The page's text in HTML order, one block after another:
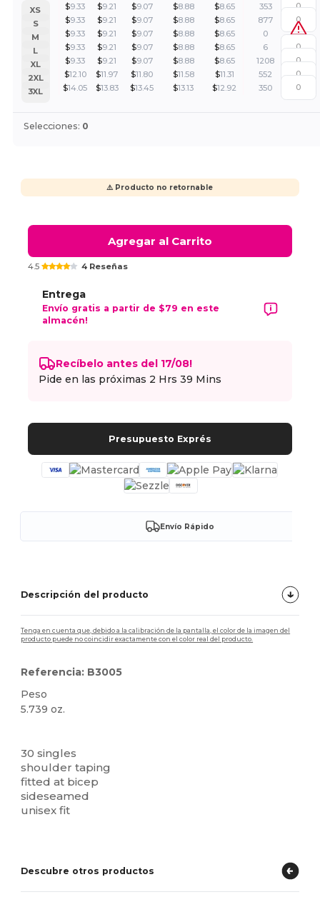
XS $9.33 $9.21 $9.07 $8.88 $8.65
353
S
$9.33 $9.21 $9.07 $8.88 $8.65
877
M
$9.33 $9.21 $9.07 $8.88 $8.65
0
L
$9.33 $9.21 $9.07 $8.88 $8.65
6
XL
$9.33 $9.21 $9.07 $8.88 $8.65
1208
2XL
$12.10 $11.97 $11.80 $11.58 $11.31
552
3XL
$14.05 $13.83 $13.45 $13.13 $12.92 350
Selecciones: 0
⚠️ Producto no retornable
Agregar al Carrito
4.5 4 Reseñas
Entrega
Envío gratis a partir de $79 en este
almacén!
Recíbelo antes del 17/08!
Pide en las próximas 2 Hrs 39 Mins
Presupuesto Exprés
Envío Rápido
Descripción del producto
Tenga en cuenta que, debido a la calibración de la pantalla, el color de la imagen del
producto puede no coincidir exactamente con el color real del producto.
Referencia: B3005
Peso
5.739 oz.
30 singles
shoulder taping
fitted at bicep
sideseamed
unisex fit
Descubre otros productos